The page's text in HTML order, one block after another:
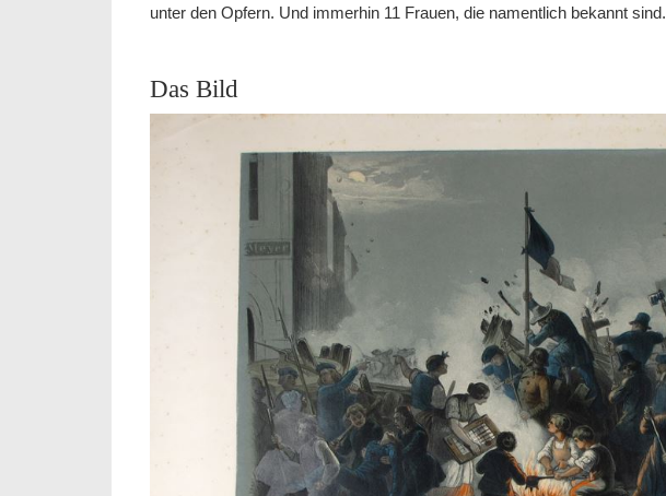
unter den Opfern. Und immerhin 11 Frauen, die namentlich bekannt sind.
Das Bild